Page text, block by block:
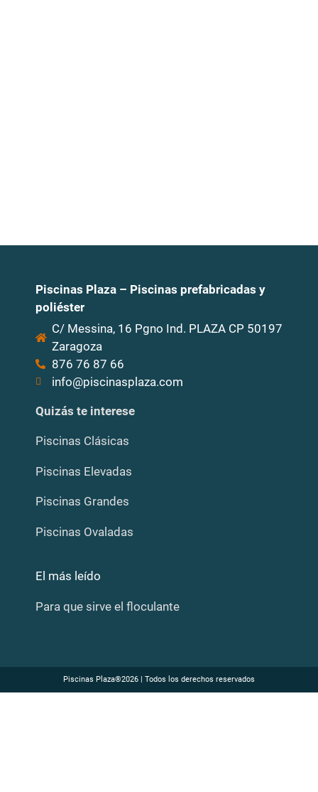
Piscinas Plaza – Piscinas prefabricadas y
poliéster
C/ Messina, 16 Pgno Ind. PLAZA CP 50197
Zaragoza
876 76 87 66
info@piscinasplaza.com
Quizás te interese
Piscinas Clásicas
Piscinas Elevadas
Piscinas Grandes
Piscinas Ovaladas
El más leído
Para que sirve el floculante
Piscinas Plaza®2026 | Todos los derechos reservados